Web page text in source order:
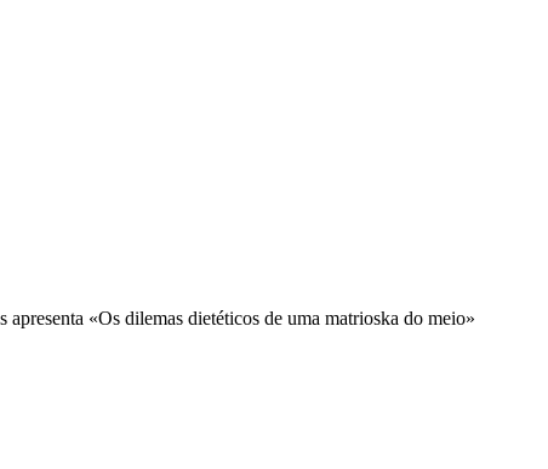
«Os dilemas dietéticos de uma matrioska do meio»